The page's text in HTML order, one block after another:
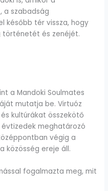
a szabadság
később tér vissza, hogy
történetét és zenéjét.
a Mandoki Soulmates
mutatja be. Virtuóz
kultúrákat összekötő
meghatározó
végig a
közösség ereje áll.
fogalmazta meg, mit